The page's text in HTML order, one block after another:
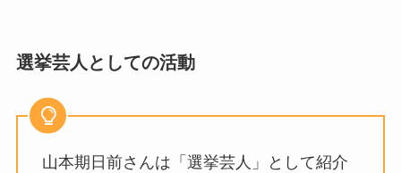
選挙芸人としての活動
山本期日前さんは「選挙芸人」として紹介